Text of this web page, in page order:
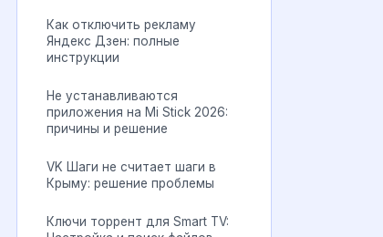
Как отключить рекламу
Яндекс Дзен: полные
инструкции
Не устанавливаются
приложения на Mi Stick 2026:
причины и решение
VK Шаги не считает шаги в
Крыму: решение проблемы
Ключи торрент для Smart TV: